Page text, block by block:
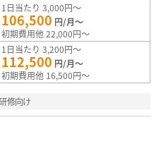
1日当たり 3,000円～
106,500 円/月～
初期費用他 22,000円～
1日当たり 3,200円～
112,500 円/月～
初期費用他 16,500円～
修向け